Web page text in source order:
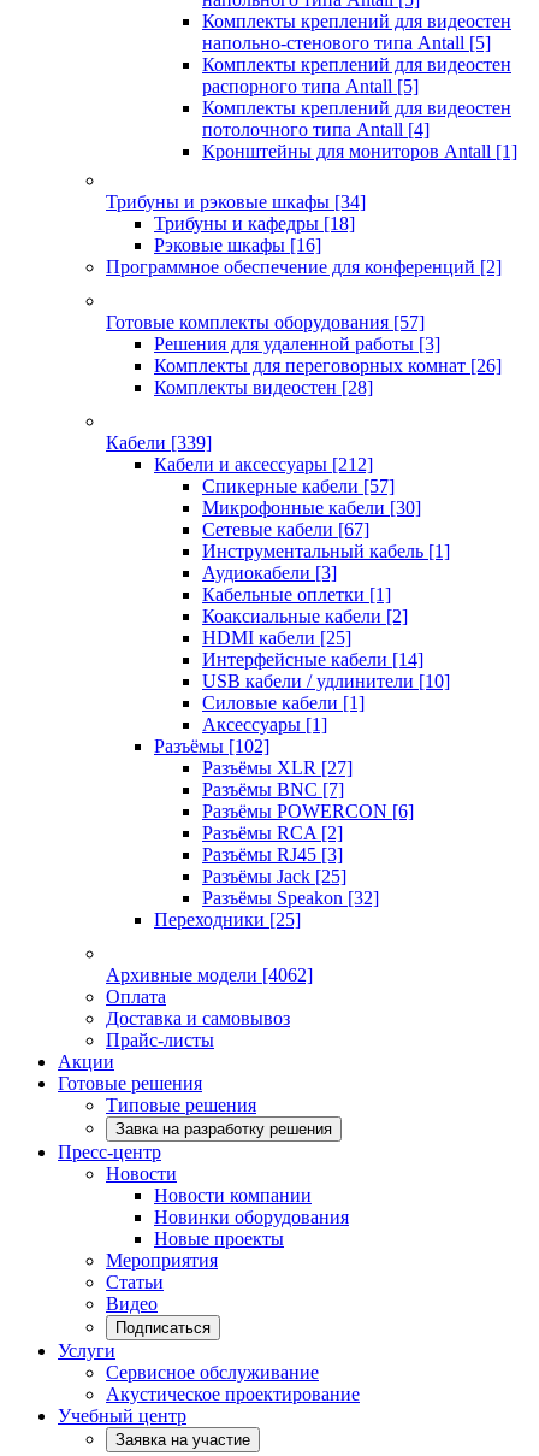
Комплекты креплений для видеостен
напольно-стенового типа Antall [5]
Комплекты креплений для видеостен
распорного типа Antall [5]
Комплекты креплений для видеостен
потолочного типа Antall [4]
Кронштейны для мониторов Antall [1]
Трибуны и рэковые шкафы [34]
Трибуны и кафедры [18]
Рэковые шкафы [16]
Программное обеспечение для конференций [2]
Готовые комплекты оборудования [57]
Решения для удаленной работы [3]
Комплекты для переговорных комнат [26]
Комплекты видеостен [28]
Кабели [339]
Кабели и аксессуары [212]
Спикерные кабели [57]
Микрофонные кабели [30]
Сетевые кабели [67]
Инструментальный кабель [1]
Аудиокабели [3]
Кабельные оплетки [1]
Коаксиальные кабели [2]
HDMI кабели [25]
Интерфейсные кабели [14]
USB кабели / удлинители [10]
Силовые кабели [1]
Аксессуары [1]
Разъёмы [102]
Разъёмы XLR [27]
Разъёмы BNC [7]
Разъёмы POWERCON [6]
Разъёмы RCA [2]
Разъёмы RJ45 [3]
Разъёмы Jack [25]
Разъёмы Speakon [32]
Переходники [25]
Архивные модели [4062]
Оплата
Доставка и самовывоз
Прайс-листы
Акции
Готовые решения
Типовые решения
Завка на разработку решения
Пресс-центр
Новости
Новости компании
Новинки оборудования
Новые проекты
Мероприятия
Статьи
Видео
Подписаться
Услуги
Сервисное обслуживание
Акустическое проектирование
Учебный центр
Заявка на участие